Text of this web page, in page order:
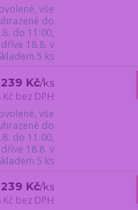
vše
do
do 11:00,
18.8. v
5 ks
239 Kč/ks
Kč bez DPH
vše
do
do 11:00,
18.8. v
5 ks
239 Kč/ks
Kč bez DPH